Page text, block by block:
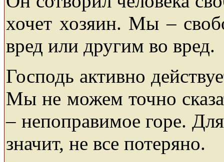
хочет хозяин. Мы –
вред или другим во вред.
Господь активно
Мы не можем точно
– непоправимое горе.
значит, не все потеряно.